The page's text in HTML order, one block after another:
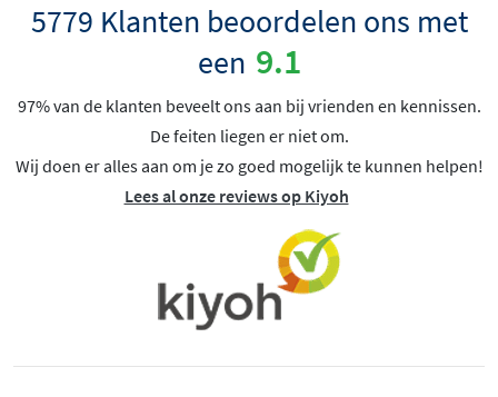
5779 Klanten beoordelen ons met
een 9.1
97% van de klanten beveelt ons aan bij vrienden en kennissen.
De feiten liegen er niet om.
Wij doen er alles aan om je zo goed mogelijk te kunnen helpen!
Lees al onze reviews op Kiyoh